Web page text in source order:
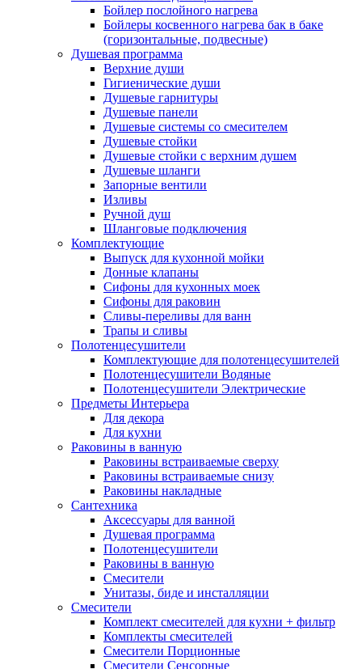
Бойлер послойного нагрева
Бойлеры косвенного нагрева бак в баке
(горизонтальные, подвесные)
Душевая программа
Верхние души
Гигиенические души
Душевые гарнитуры
Душевые панели
Душевые системы со смесителем
Душевые стойки
Душевые стойки с верхним душем
Душевые шланги
Запорные вентили
Изливы
Ручной душ
Шланговые подключения
Комплектующие
Выпуск для кухонной мойки
Донные клапаны
Сифоны для кухонных моек
Сифоны для раковин
Сливы-переливы для ванн
Трапы и сливы
Полотенцесушители
Комплектующие для полотенцесушителей
Полотенцесушители Водяные
Полотенцесушители Электрические
Предметы Интерьера
Для декора
Для кухни
Раковины в ванную
Раковины встраиваемые сверху
Раковины встраиваемые снизу
Раковины накладные
Сантехника
Аксессуары для ванной
Душевая программа
Полотенцесушители
Раковины в ванную
Смесители
Унитазы, биде и инсталляции
Смесители
Комплект смесителей для кухни + фильтр
Комплекты смесителей
Смесители Порционные
Смесители Сенсорные